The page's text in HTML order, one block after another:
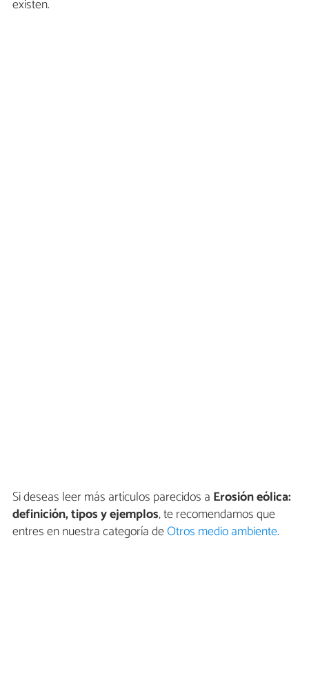
existen.
Si deseas leer más artículos parecidos a Erosión eólica:
definición, tipos y ejemplos, te recomendamos que
entres en nuestra categoría deOtros medio ambiente.